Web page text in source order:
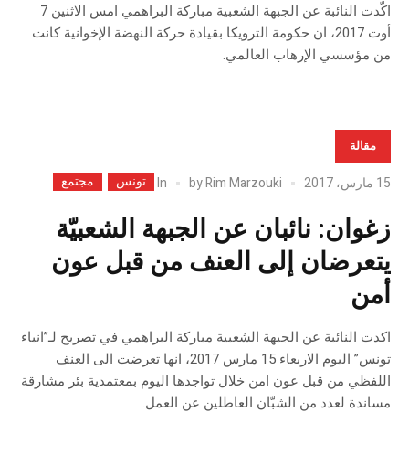
اكّدت النائبة عن الجبهة الشعبية مباركة البراهمي امس الاثنين 7
أوت 2017، ان حكومة الترويكا بقيادة حركة النهضة الإخوانية كانت
من مؤسسي الإرهاب العالمي.
مقالة
15 مارس، 2017 byRim Marzouki
In تونس مجتمع
زغوان: نائبان عن الجبهة الشعبيّة
يتعرضان إلى العنف من قبل عون
أمن
اكدت النائبة عن الجبهة الشعبية مباركة البراهمي في تصريح لـ”انباء
تونس” اليوم الاربعاء 15 مارس 2017، انها تعرضت الى العنف
اللفظي من قبل عون امن خلال تواجدها اليوم بمعتمدية بئر مشارقة
مساندة لعدد من الشبّان العاطلين عن العمل.